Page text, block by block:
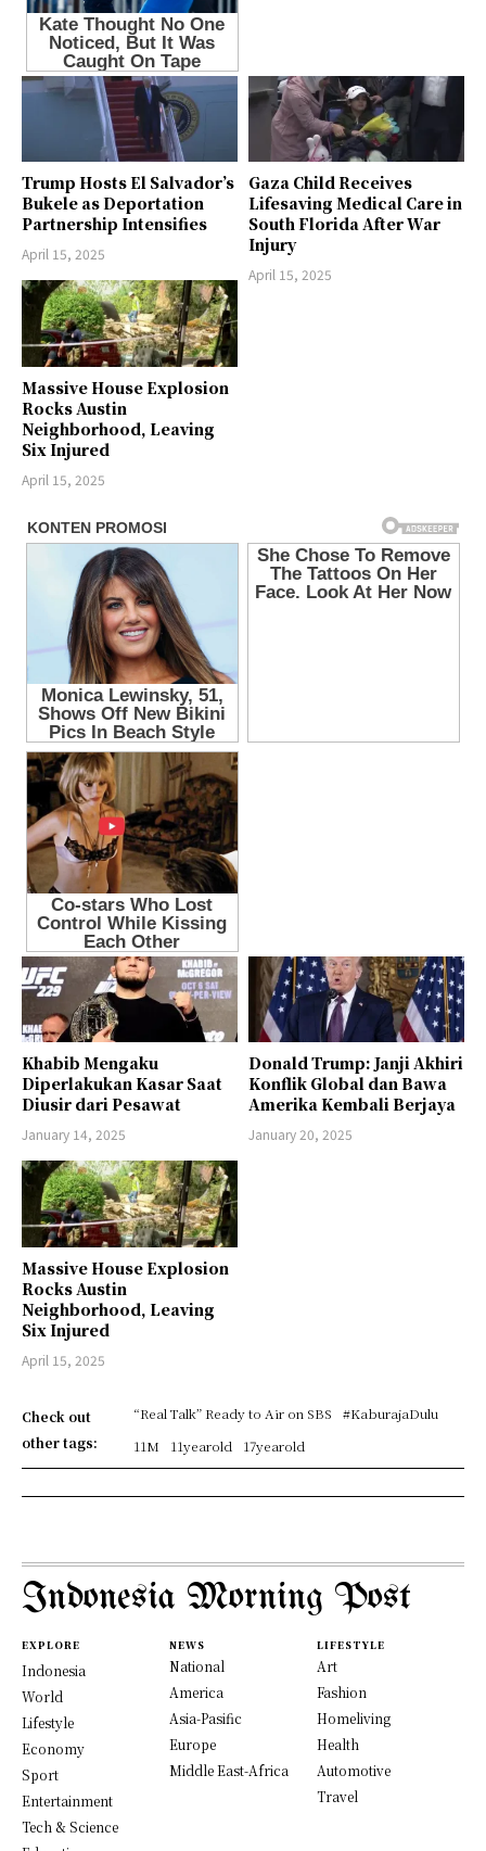
Trump Hosts El Salvador’s
Bukele as Deportation
Partnership Intensifies
April 15, 2025
Gaza Child Receives
Lifesaving Medical Care in
South Florida After War
Injury
April 15, 2025
Massive House Explosion
Rocks Austin
Neighborhood, Leaving
Six Injured
April 15, 2025
Khabib Mengaku
Diperlakukan Kasar Saat
Diusir dari Pesawat
January 14, 2025
Donald Trump: Janji Akhiri
Konflik Global dan Bawa
Amerika Kembali Berjaya
January 20, 2025
Massive House Explosion
Rocks Austin
Neighborhood, Leaving
Six Injured
April 15, 2025
Check out
other tags:
“Real Talk” Ready to Air on SBS
#KaburajaDulu
11M
11yearold 17yearold
Indonesia Morning Post
EXPLORE
Indonesia
World
Lifestyle
Economy
Sport
Entertainment
Tech & Science
NEWS
National
America
Asia-Pasific
Europe
Middle East-Africa
LIFESTYLE
Art
Fashion
Homeliving
Health
Automotive
Travel